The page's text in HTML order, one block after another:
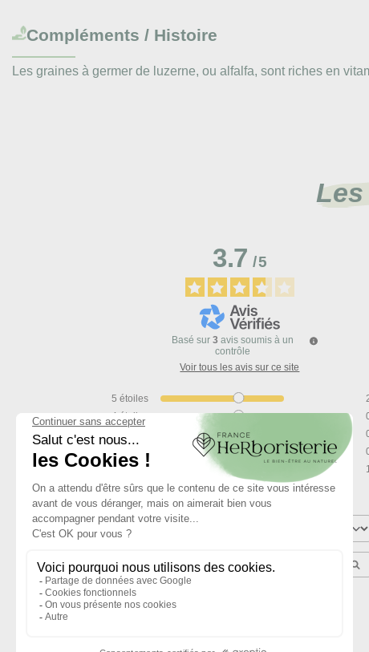
Compléments / Histoire
Les graines à germer de luzerne, ou alfalfa, sont riches en
3.7/5
Basé sur 3 avis soumis à un
contrôle
Voir tous les avis sur ce site
5étoiles
4 étoiles
2
étoiles
1étoile
Trier les avis